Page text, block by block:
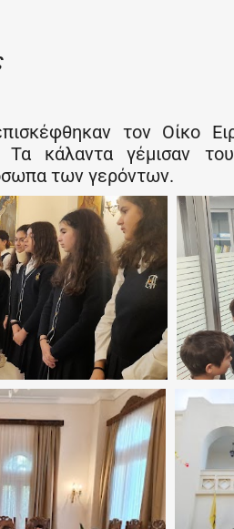
τον Οίκο
Τα κάλαντα γέμισαν
των γερόντων.